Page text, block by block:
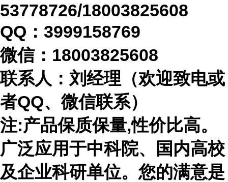
53778726/18003825608
QQ：3999158769
微信： 18003825608
联系人：刘经理（欢迎致电或
者QQ、微信联系）
注:产品保质保量,性价比高。
广泛应用于中科院、国内高校
及企业科研单位。您的满意是